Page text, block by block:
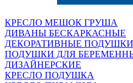
КРЕСЛО МЕШОК ГРУША
ДИВАНЫ БЕСКАРКАСНЫЕ
ДЕКОРАТИВНЫЕ ПОДУШКИ
ПОДУШКИ ДЛЯ
ДИЗАЙНЕРСКИЕ
КРЕСЛО ПОДУШКА